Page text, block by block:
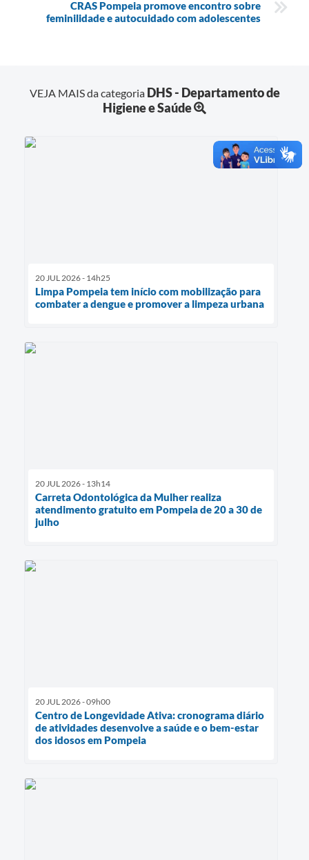
CRAS Pompeia promove encontro sobre
feminilidade e autocuidado com adolescentes
VEJA MAIS da categoria DHS - Departamento de
Higiene e Saúde
20 JUL 2026 - 14h25
Limpa Pompeia tem início com mobilização para
combater a dengue e promover a limpeza urbana
20 JUL 2026 - 13h14
Carreta Odontológica da Mulher realiza
atendimento gratuito em Pompeia de 20 a 30 de
julho
20 JUL 2026 - 09h00
Centro de Longevidade Ativa: cronograma diário
de atividades desenvolve a saúde e o bem-estar
dos idosos em Pompeia